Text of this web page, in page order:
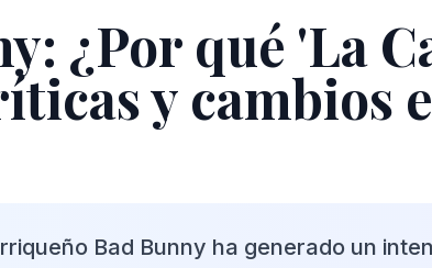
¿Por qué 'La
y cambios
Bad Bunny ha generado un